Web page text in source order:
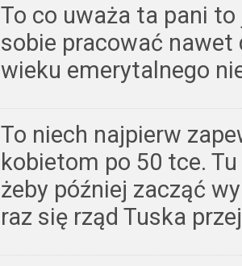
To co uważa ta pani
sobie pracować
wieku emerytalnego
To niech najpierw
kobietom po 50 tce.
żeby później zacząć
raz się rząd Tuska